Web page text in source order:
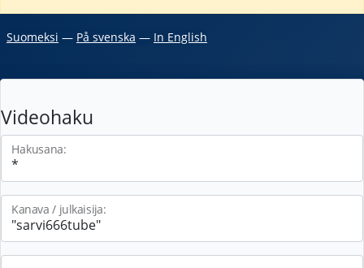
Suomeksi ― På svenska ― In English
Videohaku
Hakusana:
Kanava / julkaisija: